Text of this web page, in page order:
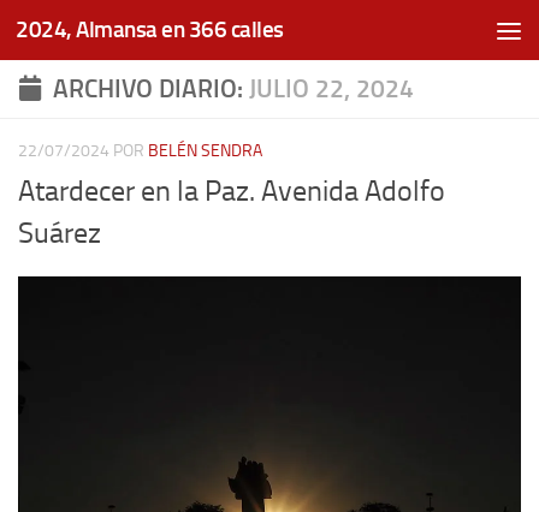
Saltar al contenido
2024, Almansa en 366 calles
ARCHIVO DIARIO: JULIO 22, 2024
22/07/2024 POR BELÉN SENDRA
Atardecer en la Paz. Avenida Adolfo
Suárez